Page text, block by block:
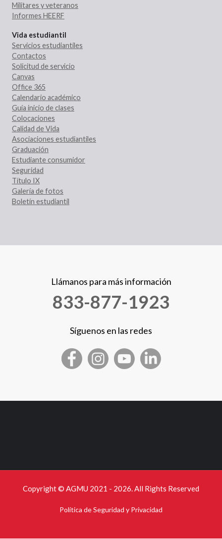
Militares y veteranos
Informes HEERF
Vida estudiantil
Servicios estudiantiles
Contactos
Solicitud de servicio
Canvas
Office 365
Calendario académico
Guía inicio de clases
Colocaciones
Calidad de Vida
Asociaciones estudiantiles
Graduación
Estudiante consumidor
Seguridad
Título IX
Galería de fotos
Boletín estudiantil
Llámanos para más información
833-877-1923
Síguenos en las redes
Copyright © AGMU 2021 - 2026. All Rights Reserved
Política de Seguridad y Privacidad